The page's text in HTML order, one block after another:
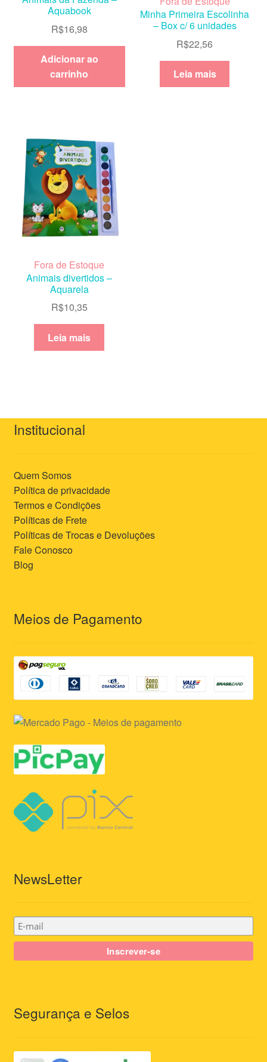
Aquabook
R$16,98
Adicionar ao
carrinho
Minha Primeira Escolinha
– Box c/ 6 unidades
R$22,56
Leia mais
Fora de Estoque
Animais divertidos –
Aquarela
R$10,35
Leia mais
Institucional
Quem Somos
Política de privacidade
Termos e Condições
Políticas de Frete
Políticas de Trocas e Devoluções
Fale Conosco
Blog
Meios de Pagamento
NewsLetter
Segurança e Selos